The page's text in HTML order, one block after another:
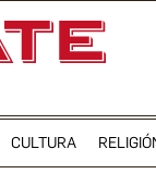
CULTURA